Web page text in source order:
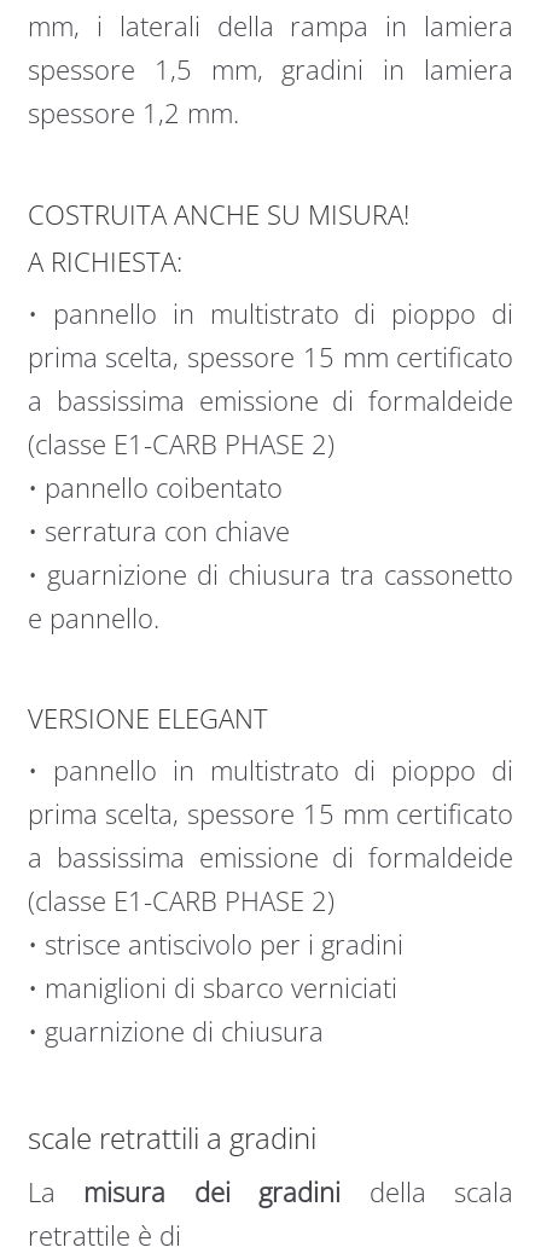
mm, i laterali della rampa in lamiera
spessore 1,5 mm, gradini in lamiera
spessore 1,2 mm.
COSTRUITA ANCHE SU MISURA!
A RICHIESTA:
• pannello in multistrato di pioppo di
prima scelta, spessore 15 mm certificato
a bassissima emissione di formaldeide
(classe E1-CARB PHASE 2)
• pannello coibentato
• serratura con chiave
• guarnizione di chiusura tra cassonetto
e pannello.
VERSIONE ELEGANT
• pannello in multistrato di pioppo di
prima scelta, spessore 15 mm certificato
a bassissima emissione di formaldeide
(classe E1-CARB PHASE 2)
• strisce antiscivolo per i gradini
• maniglioni di sbarco verniciati
• guarnizione di chiusura
scale retrattili a gradini
La misura dei gradini della scala
retrattile è di